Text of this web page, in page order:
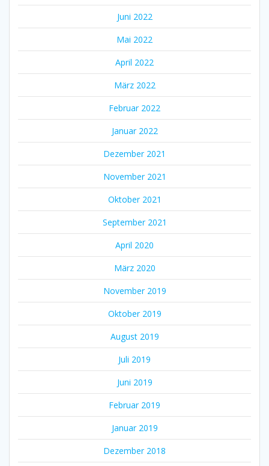
Juni 2022
Mai 2022
April 2022
März 2022
Februar 2022
Januar 2022
Dezember 2021
November 2021
Oktober 2021
September 2021
April 2020
März 2020
November 2019
Oktober 2019
August 2019
Juli 2019
Juni 2019
Februar 2019
Januar 2019
Dezember 2018